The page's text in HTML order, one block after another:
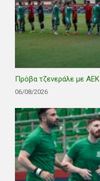
Πρόβα τζενεράλε με ΑΕΚ
06/08/2026